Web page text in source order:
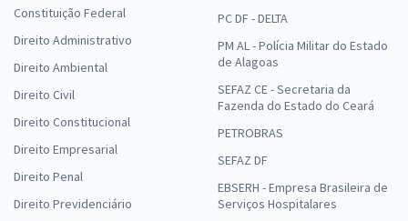
Constituição Federal
Direito Administrativo
Direito Ambiental
Direito Civil
Direito Constitucional
Direito Empresarial
Direito Penal
Direito Previdenciário
PC DF - DELTA
PM AL - Polícia Militar do Estado
de Alagoas
SEFAZ CE - Secretaria da
Fazenda do Estado do Ceará
PETROBRAS
SEFAZ DF
EBSERH - Empresa Brasileira de
Serviços Hospitalares